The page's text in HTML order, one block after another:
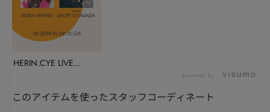
HERIN.CYE LIVE
powered by
このアイテムを使ったスタッフコーディネート